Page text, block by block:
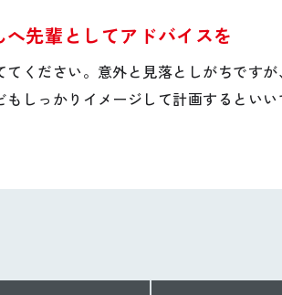
先輩としてアドバイスを
ください。意外と見落としがちです
しっかりイメージして計画するといい